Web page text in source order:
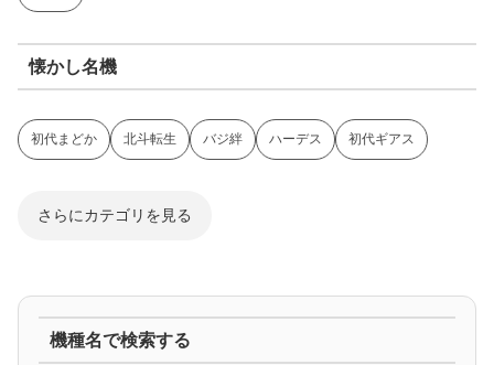
懐かし名機
初代まどか 北斗転生 バジ絆 ハーデス 初代ギアス
さらにカテゴリを見る
マイジャグ ファンキー アイム ゴージャグ ハッピー
機種名で検索する